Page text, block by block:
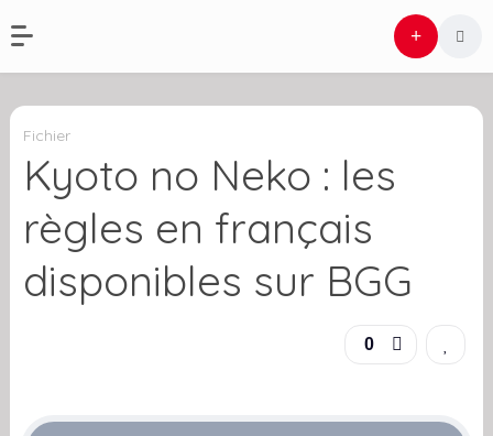
Fichier
Kyoto no Neko : les
règles en français
disponibles sur BGG
0